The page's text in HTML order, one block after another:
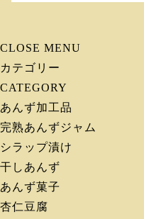
CLOSE MENU
カテゴリー
CATEGORY
あんず加工品
完熟あんずジャム
シラップ漬け
干しあんず
あんず菓子
杏仁豆腐